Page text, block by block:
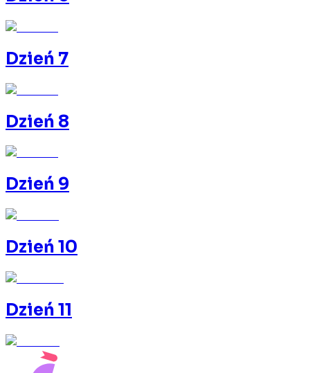
Dzień 7
Dzień 8
Dzień 9
Dzień 10
Dzień 11